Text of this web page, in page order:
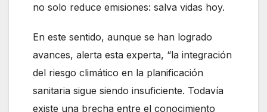
no solo reduce emisiones: salva vidas hoy.
En este sentido, aunque se han logrado
avances, alerta esta experta, “la integración
del riesgo climático en la planificación
sanitaria sigue siendo insuficiente. Todavía
existe una brecha entre el conocimiento